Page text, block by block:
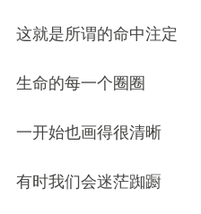
这就是所谓的命中注定
生命的每一个圈圈
一开始也画得很清晰
有时我们会迷茫踟蹰